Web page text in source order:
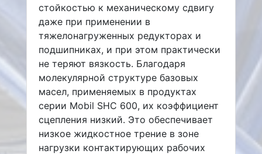
стойкостью к механическому сдвигу
даже при применении в
тяжелонагруженных редукторах и
подшипниках, и при этом практически
не теряют вязкость. Благодаря
молекулярной структуре базовых
масел, применяемых в продуктах
серии Mobil SHC 600, их коэффициент
сцепления низкий. Это обеспечивает
низкое жидкостное трение в зоне
нагрузки контактирующих рабочих